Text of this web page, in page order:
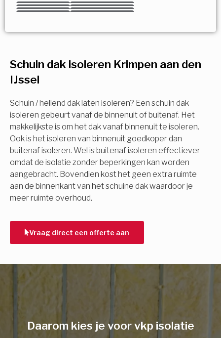
Schuin dak isoleren Krimpen aan den
IJssel
Schuin / hellend dak laten isoleren? Een schuin dak
isoleren gebeurt vanaf de binnenuit of buitenaf. Het
makkelijkste is om het dak vanaf binnenuit te isoleren.
Ook is het isoleren van binnenuit goedkoper dan
buitenaf isoleren. Wel is buitenaf isoleren effectiever
omdat de isolatie zonder beperkingen kan worden
aangebracht. Bovendien kost het geen extra ruimte
aan de binnenkant van het schuine dak waardoor je
meer ruimte overhoud.
Vraag direct een offerte aan
Kies uw Isolatiemaatregel
Meerdere keuzes mogelijk
Isolatiemaatregel
Spouwisolatie
Vloerisolatie
Dakisolatie
Gevelisolatie
Vorige Volgende
subsidie!
berekening per mail.
Voornaam
Achternaam
Daarom kies je voor vkp isolatie